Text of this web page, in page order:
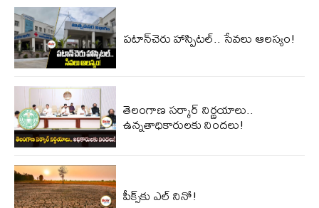
పటాన్‌చెరు హాస్పిటల్.. సేవలు ఆలస్యం!
తెలంగాణ సర్కార్ నిర్ణయాలు..
ఉన్నతాధికారులకు నిందలు!
పీక్స్‌కు ఎల్‌ నినో!